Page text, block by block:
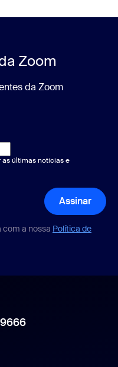
Zoom
da Zoom
últimas notícias e
Assinar
com a nossa Política de